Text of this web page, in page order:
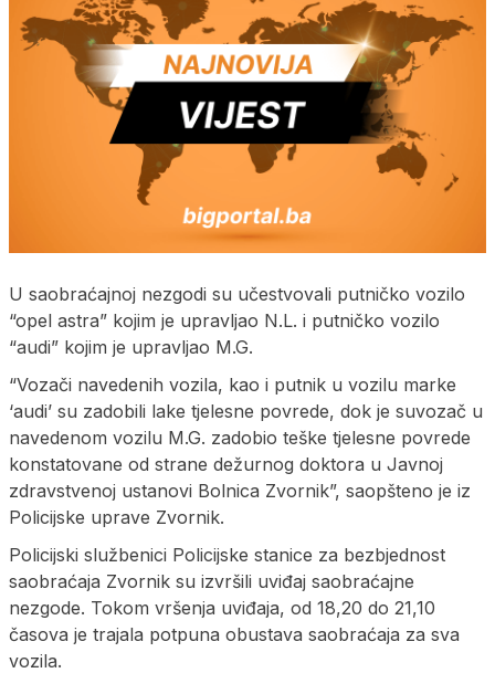
U saobraćajnoj nezgodi su učestvovali putničko vozilo
“opel astra” kojim je upravljao N.L. i putničko vozilo
“audi” kojim je upravljao M.G.
“Vozači navedenih vozila, kao i putnik u vozilu marke
‘audi’ su zadobili lake tjelesne povrede, dok je suvozač u
navedenom vozilu M.G. zadobio teške tjelesne povrede
konstatovane od strane dežurnog doktora u Javnoj
zdravstvenoj ustanovi Bolnica Zvornik”, saopšteno je iz
Policijske uprave Zvornik.
Policijski službenici Policijske stanice za bezbjednost
saobraćaja Zvornik su izvršili uviđaj saobraćajne
nezgode. Tokom vršenja uviđaja, od 18,20 do 21,10
časova je trajala potpuna obustava saobraćaja za sva
vozila.